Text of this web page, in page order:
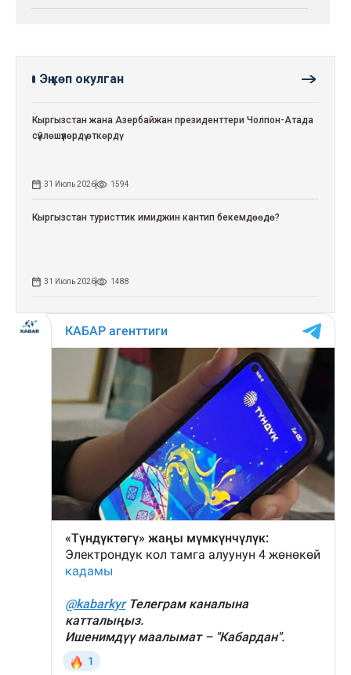
Эң көп окулган
Кыргызстан жана Азербайжан президенттери Чолпон-Атада
сүйлөшүүлөрдү өткөрдү
31 Июль 2026 1594
Кыргызстан туристтик имиджин кантип бекемдөөдө?
31 Июль 2026 1488